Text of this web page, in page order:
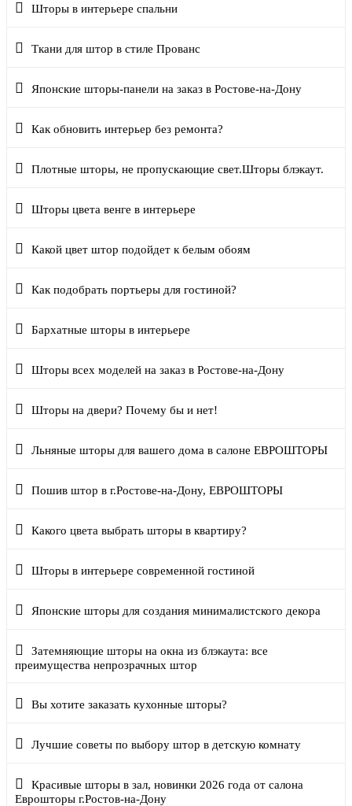
Шторы в интерьере спальни
Ткани для штор в стиле Прованс
Японские шторы-панели на заказ в Ростове-на-Дону
Как обновить интерьер без ремонта?
Плотные шторы, не пропускающие свет.Шторы блэкаут.
Шторы цвета венге в интерьере
Какой цвет штор подойдет к белым обоям
Как подобрать портьеры для гостиной?
Бархатные шторы в интерьере
Шторы всех моделей на заказ в Ростове-на-Дону
Шторы на двери? Почему бы и нет!
Льняные шторы для вашего дома в салоне ЕВРОШТОРЫ
Пошив штор в г.Ростове-на-Дону, ЕВРОШТОРЫ
Какого цвета выбрать шторы в квартиру?
Шторы в интерьере современной гостиной
Японские шторы для создания минималистского декора
Затемняющие шторы на окна из блэкаута: все
преимущества непрозрачных штор
Вы хотите заказать кухонные шторы?
Лучшие советы по выбору штор в детскую комнату
Красивые шторы в зал, новинки 2026 года от салона
Еврошторы г.Ростов-на-Дону